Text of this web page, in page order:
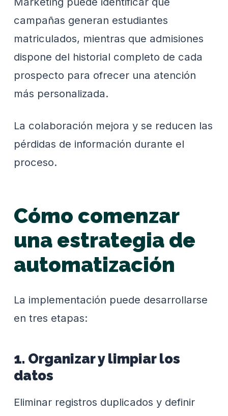
campañas generan estudiantes
matriculados, mientras que admisiones
dispone del historial completo de cada
prospecto para ofrecer una atención
más personalizada.
La colaboración mejora y se reducen las
pérdidas de información durante el
proceso.
Cómo comenzar
una estrategia de
automatización
La implementación puede desarrollarse
en tres etapas:
1. Organizar y limpiar los
datos
Eliminar registros duplicados y definir